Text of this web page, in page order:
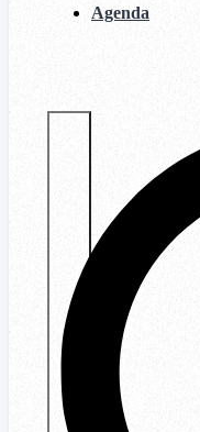
Agenda